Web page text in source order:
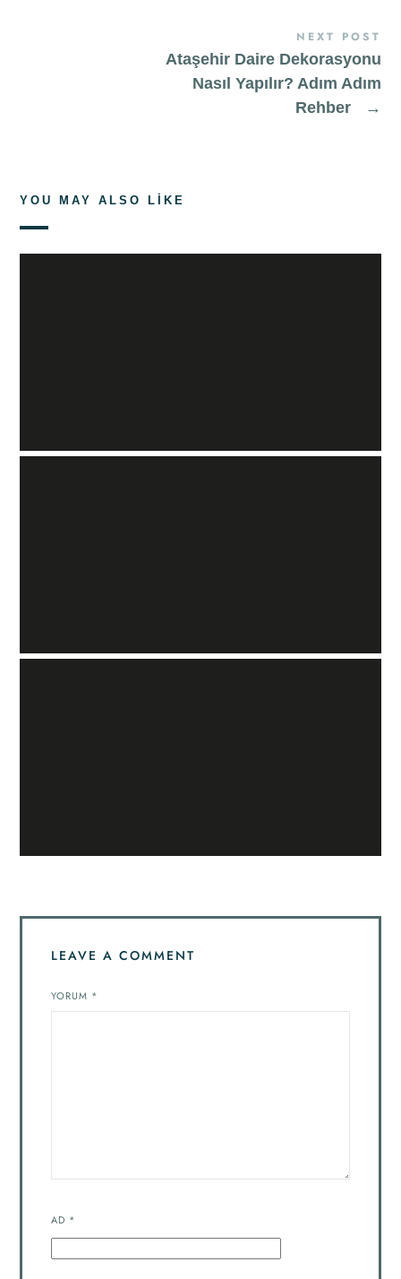
NEXT POST
Ataşehir Daire Dekorasyonu
Nasıl Yapılır? Adım Adım
Rehber
→
YOU MAY ALSO LIKE
LEAVE A COMMENT
YORUM *
AD *